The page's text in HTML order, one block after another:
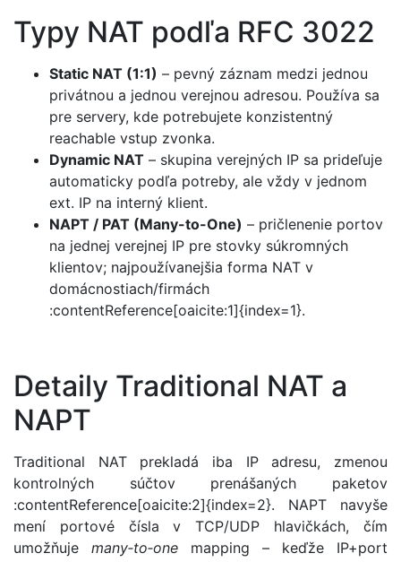
Typy NAT podľa RFC 3022
Static NAT (1:1) – pevný záznam medzi jednou
privátnou a jednou verejnou adresou. Používa sa
pre servery, kde potrebujete konzistentný
reachable vstup zvonka.
Dynamic NAT – skupina verejných IP sa prideľuje
automaticky podľa potreby, ale vždy v jednom
ext. IP na interný klient.
NAPT / PAT (Many-to-One) – pričlenenie portov
na jednej verejnej IP pre stovky súkromných
klientov; najpoužívanejšia forma NAT v
domácnostiach/firmách
:contentReference[oaicite:1]{index=1}.
Detaily Traditional NAT a
NAPT
Traditional NAT prekladá iba IP adresu, zmenou
kontrolných súčtov prenášaných paketov
:contentReference[oaicite:2]{index=2}. NAPT navyše
mení portové čísla v TCP/UDP hlavičkách, čím
umožňuje many‐to‐one mapping – keďže IP+port